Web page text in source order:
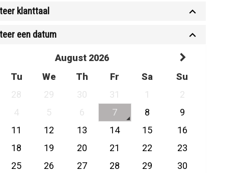
klanttaal
een datum
August 2026
Tu We Th Fr Sa
Su
28 29 30 31 1
2
4 5 6 7 8
9
11 12 13 14 15
16
18 19 20 21 22
23
25 26 27 28 29
30